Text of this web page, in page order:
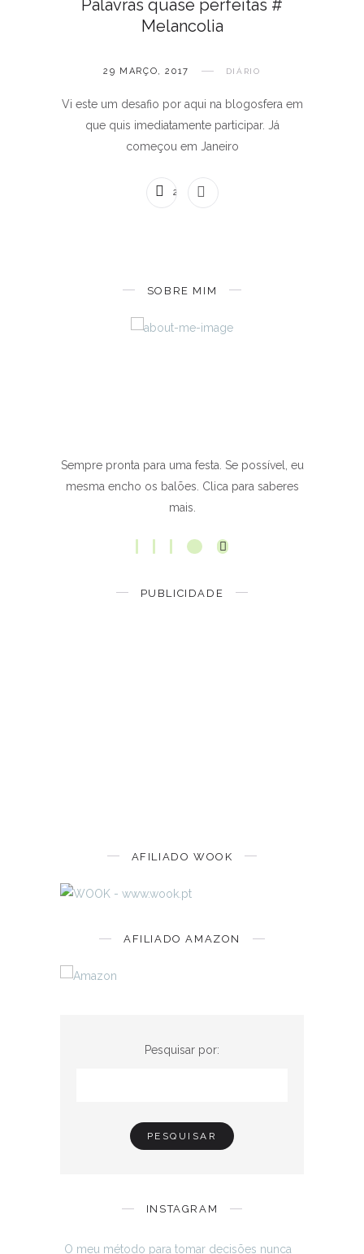
Palavras quase perfeitas #
Melancolia
29 MARÇO, 2017 DIÁRIO
Vi este um desafio por aqui na blogosfera em
que quis imediatamente participar. Já
começou em Janeiro
2 COMENTÁRIOS
SOBRE MIM
Sempre pronta para uma festa. Se possível, eu
mesma encho os balões. Clica para saberes
mais.
PUBLICIDADE
AFILIADO WOOK
AFILIADO AMAZON
Pesquisar por:
INSTAGRAM
O meu método para tomar decisões nunca